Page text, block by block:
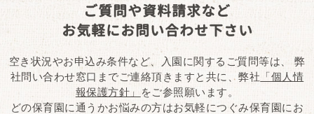
ご質問や資料請求など
お気軽にお問い合わせ下さい
空き状況やお申込み条件など、入園に関するご質問等は、
弊
社問い合わせ窓口までご連絡頂きますと共に、弊社 「個人情
報保護方針」
をご参照願います。
どの保育園に通うかお悩みの方はお気軽につぐみ保育園にお